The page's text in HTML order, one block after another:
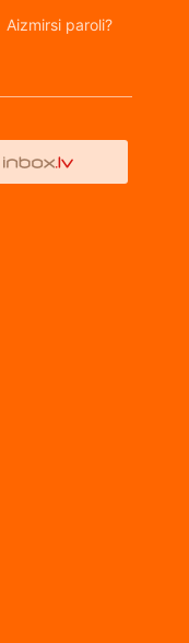
Aizmirsi paroli?